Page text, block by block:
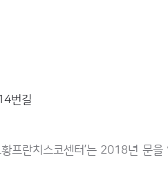
번길
프란치스코센터’는 2018년 문